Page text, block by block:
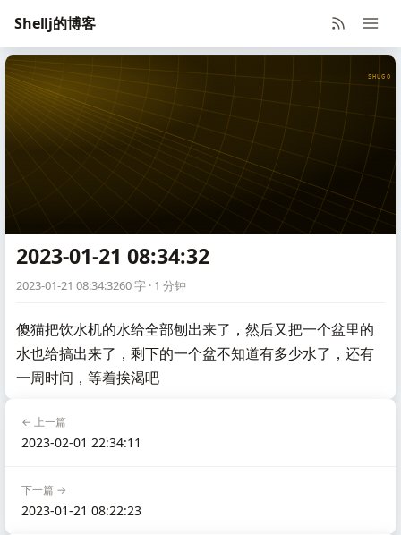
Shellj的博客
SHUGO
2023-01-21 08:34:32
2023-01-21 08:34:3260 字 · 1 分钟
傻猫把饮水机的水给全部刨出来了，然后又把一个盆里的
水也给搞出来了，剩下的一个盆不知道有多少水了，还有
一周时间，等着挨渴吧
← 上一篇
2023-02-01 22:34:11
下一篇 →
2023-01-21 08:22:23